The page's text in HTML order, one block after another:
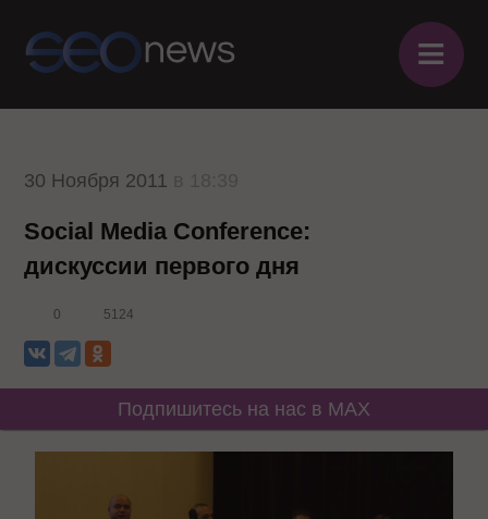
≡
30 Ноября 2011
Social Media Conference:
дискуссии первого дня
0 5124
Подпишитесь на нас в MAX